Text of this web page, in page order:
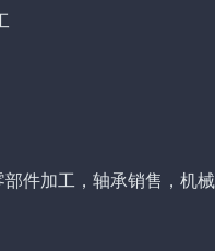
件加工，轴承销售，机械